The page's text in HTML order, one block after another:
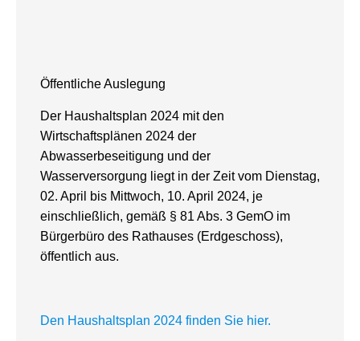
Öffentliche Auslegung
Der Haushaltsplan 2024 mit den
Wirtschaftsplänen 2024 der
Abwasserbeseitigung und der
Wasserversorgung liegt in der Zeit vom Dienstag,
02. April bis Mittwoch, 10. April 2024, je
einschließlich, gemäß § 81 Abs. 3 GemO im
Bürgerbüro des Rathauses (Erdgeschoss),
öffentlich aus.
Den Haushaltsplan 2024 finden Sie hier.